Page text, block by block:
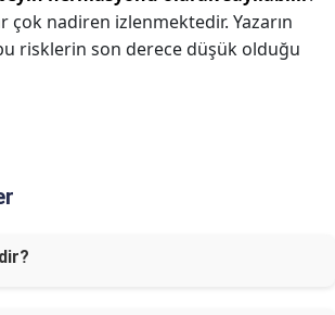
çok nadiren izlenmektedir. Yazarın
risklerin son derece düşük olduğu